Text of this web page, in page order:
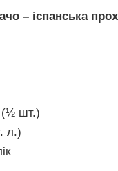
– іспанська
(½ шт.)
л.)